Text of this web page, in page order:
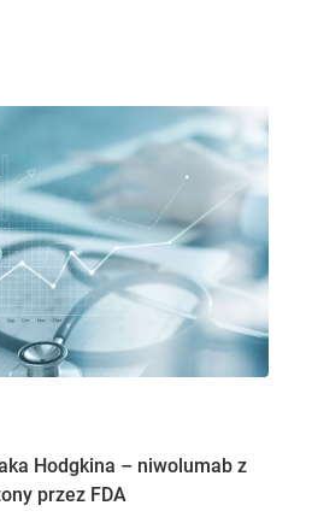
Hodgkina – niwolumab z
przez FDA